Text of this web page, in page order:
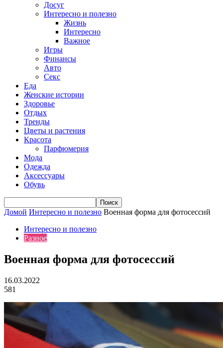
Досуг
Интересно и полезно
Жизнь
Интересно
Важное
Игры
Финансы
Авто
Секс
Еда
Женские истории
Здоровье
Отдых
Тренды
Цветы и растения
Красота
Парфюмерия
Мода
Одежда
Аксессуары
Обувь
Домой Интересно и полезно Военная форма для фотосессий
Интересно и полезно
Разное
Военная форма для фотосессий
16.03.2022
581